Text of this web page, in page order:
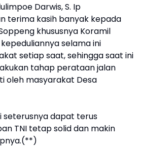
Darwis, S. Ip
terima kasih banyak kepada
khususnya Koramil
selama ini
setiap saat, sehingga saat ini
tahap perataan jalan
oleh masyarakat Desa
seterusnya dapat terus
TNI tetap solid dan makin